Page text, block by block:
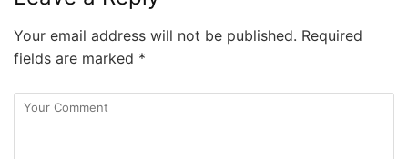
Your email address will not be published. Required
fields are marked *